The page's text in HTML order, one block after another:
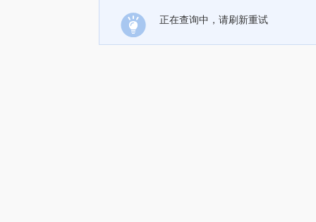
正在查询中，请刷新重试